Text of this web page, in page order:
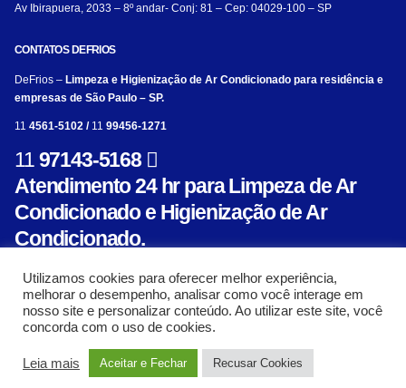
Av Ibirapuera, 2033 – 8º andar- Conj: 81 – Cep: 04029-100 – SP
CONTATOS DEFRIOS
DeFrios – Limpeza e Higienização de Ar Condicionado para residência e
empresas de São Paulo – SP.
11 4561-5102 / 11 99456-1271
1197143-5168
Atendimento 24 hr para Limpeza de Ar
Condicionado e Higienização de Ar
Condicionado.
© Limpeza e Higienização de aparelho de ar condicionado para residência e empresa
- Defrios 2018. Criado com ❤ por:AL Mídia Digital
Utilizamos cookies para oferecer melhor experiência,
melhorar o desempenho, analisar como você interage em
nosso site e personalizar conteúdo. Ao utilizar este site, você
concorda com o uso de cookies.
Leia mais Aceitar e Fechar Recusar Cookies